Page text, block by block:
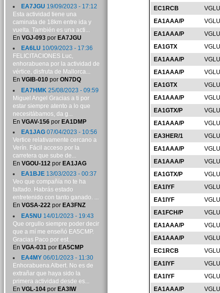
EC1RCB
EA1AAA/P
EA1AAA/P
EA1GTX
EA1AAA/P
EA1AAA/P
EA1GTX
EA1AAA/P
EA1GTX/P
EA1AAA/P
EA3HER/1
EA1AAA/P
EA1AAA/P
EA1GTX/P
EA1IYF
EA1IYF
EA1FCH/P
EA1AAA/P
EA1AAA/P
EC1RCB
EA1IYF
EA1IYF
EA1AAA/P
EA7JGU 19/09/2023 - 17:12
Esta actividad tiene una
caminata de 18km entre ida y
vuelta. También es una acti...
En VGJ-093por EA7JGU
EA6LU 10/09/2023 - 17:36
FELICITACIONES Luc,
enhorabuena por la actividad de
vértice, disfruta de Mallorca...
En VGIB-010por ON7DQ
EA7HMK 25/08/2023 - 09:59
Miguel Angel Gracias a ti por
estar siempre atento a lo que
necesitábamos, da g...
En VGAV-156por EA1DMP
EA1JAG07/04/2023 - 10:56
Vertice relativamente cercano a
Verín. Fácil acceso por la
carretera que sube de...
En VGOU-112por EA1JAG
EA1BJE13/03/2023 - 00:37
Veo que compañía no te ha
faltado. Habrás estado
entretenido con tanto ganado. ...
En VGSA-222por EA3FNZ
EA5NU 14/01/2023 - 19:43
Que orgullo siempre poder decir
que a mí me enseñó EA5CMP.
Gracias Paco por est...
En VGA-031 por EA5CMP
EA4MY06/01/2023 - 11:30
Enhorabuena Albert. No es de
extrañar que haya sido la
primera actividad desde es...
En VGL-104por EA3IW